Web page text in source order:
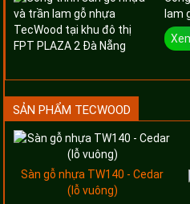
lam
SẢN PHẨM TECWOOD
Sàn gỗ nhựa TW140 - Cedar
(lỗ vuông)